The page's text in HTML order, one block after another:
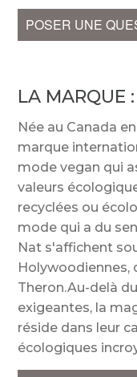
POSER UNE
LA MARQUE :
Née au Canada
marque
mode vegan qui
valeurs
recyclées ou
mode qui a du
Nat s'affichent
Holywoodiennes,
Theron.Au-delà
exigeantes, la
réside dans leur
écologiques